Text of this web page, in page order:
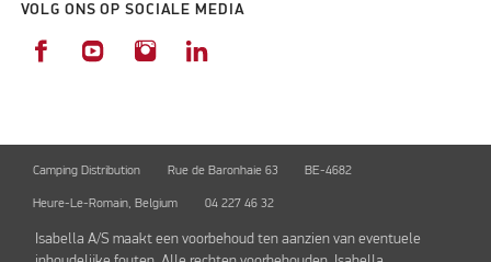
VOLG ONS OP SOCIALE MEDIA
Camping Distribution Rue de Baronhaie 63 BE-4682
Heure-Le-Romain, Belgium 04 227 46 32
Isabella A/S maakt een voorbehoud ten aanzien van eventuele